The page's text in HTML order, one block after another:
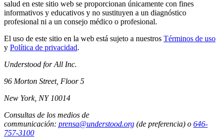
salud en este sitio web se proporcionan únicamente con fines
informativos y educativos y no sustituyen a un diagnóstico
profesional ni a un consejo médico o profesional.
El uso de este sitio en la web está sujeto a nuestros Términos de uso
y Política de privacidad.
Understood for All Inc.
96 Morton Street, Floor 5
New York, NY 10014
Consultas de los medios de
communicación: prensa@understood.org (de preferencia) o 646-
757-3100